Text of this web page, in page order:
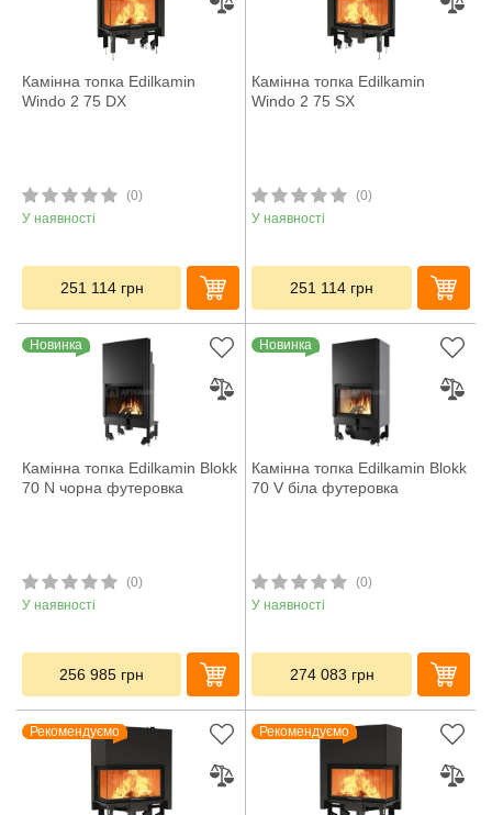
Камінна топка Edilkamin
Windo 2 75 DX
(0)
У наявності
251 114 грн
Камінна топка Edilkamin
Windo 2 75 SX
(0)
У наявності
251 114 грн
Новинка
Камінна топка Edilkamin Blokk
70 N чорна футеровка
(0)
У наявності
256 985 грн
Новинка
Камінна топка Edilkamin Blokk
70 V біла футеровка
(0)
У наявності
274 083 грн
Рекомендуємо Рекомендуємо